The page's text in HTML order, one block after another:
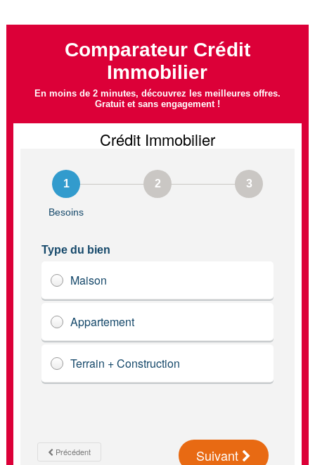
Comparateur Crédit
Immobilier
En moins de 2 minutes, découvrez les meilleures offres.
Gratuit et sans engagement !